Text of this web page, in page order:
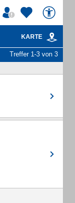
KARTE
Treffer 1-3 von 3